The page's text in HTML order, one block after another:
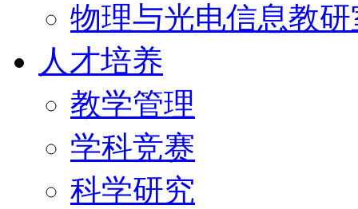
物理与光电信息教研
人才培养
教学管理
学科竞赛
科学研究